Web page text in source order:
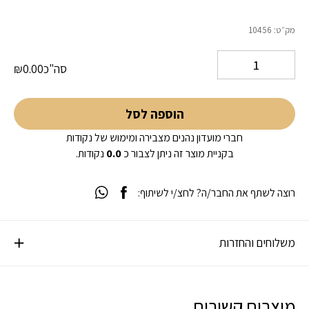
מק״ט: 10456
סה"כ ₪0.00
הוספה לסל
חברי מועדון נהנים מצבירה ומימוש של נקודות
בקניית מוצר זה ניתן לצבור כ0.0 נקודות.
משלוחים והחזרות
רוצה לשתף את החבר/ה? לחצ/י לשיתוף: